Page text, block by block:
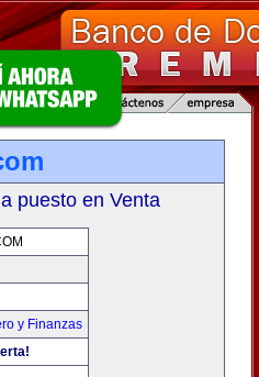
puesto en Venta
y Finanzas